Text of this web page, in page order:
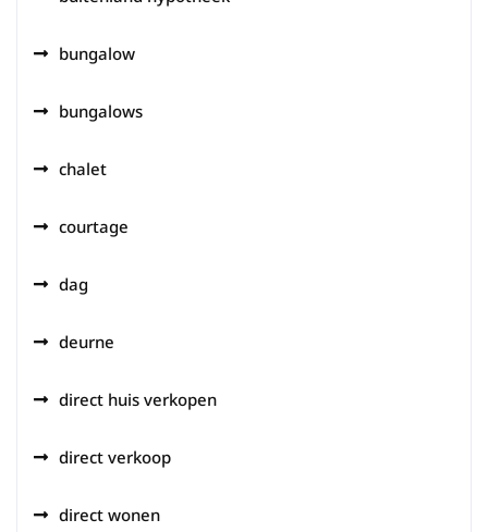
bungalow
bungalows
chalet
courtage
dag
deurne
direct huis verkopen
direct verkoop
direct wonen